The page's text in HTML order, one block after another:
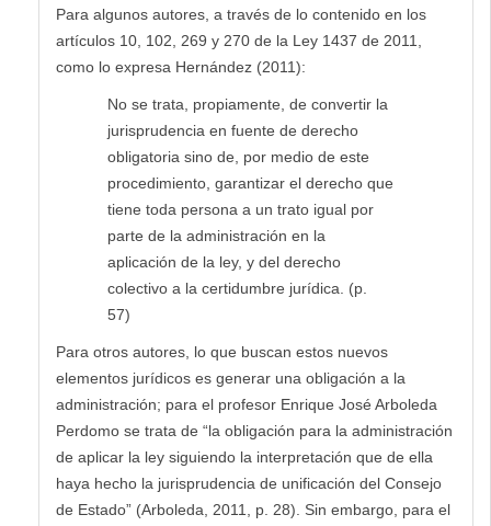
Para algunos autores, a través de lo contenido en los
artículos 10, 102, 269 y 270 de la Ley 1437 de 2011,
como lo expresa Hernández (2011):
No se trata, propiamente, de convertir la
jurisprudencia en fuente de derecho
obligatoria sino de, por medio de este
procedimiento, garantizar el derecho que
tiene toda persona a un trato igual por
parte de la administración en la
aplicación de la ley, y del derecho
colectivo a la certidumbre jurídica. (p.
57)
Para otros autores, lo que buscan estos nuevos
elementos jurídicos es generar una obligación a la
administración; para el profesor Enrique José Arboleda
Perdomo se trata de “la obligación para la administración
de aplicar la ley siguiendo la interpretación que de ella
haya hecho la jurisprudencia de unificación del Consejo
de Estado” (Arboleda, 2011, p. 28). Sin embargo, para el